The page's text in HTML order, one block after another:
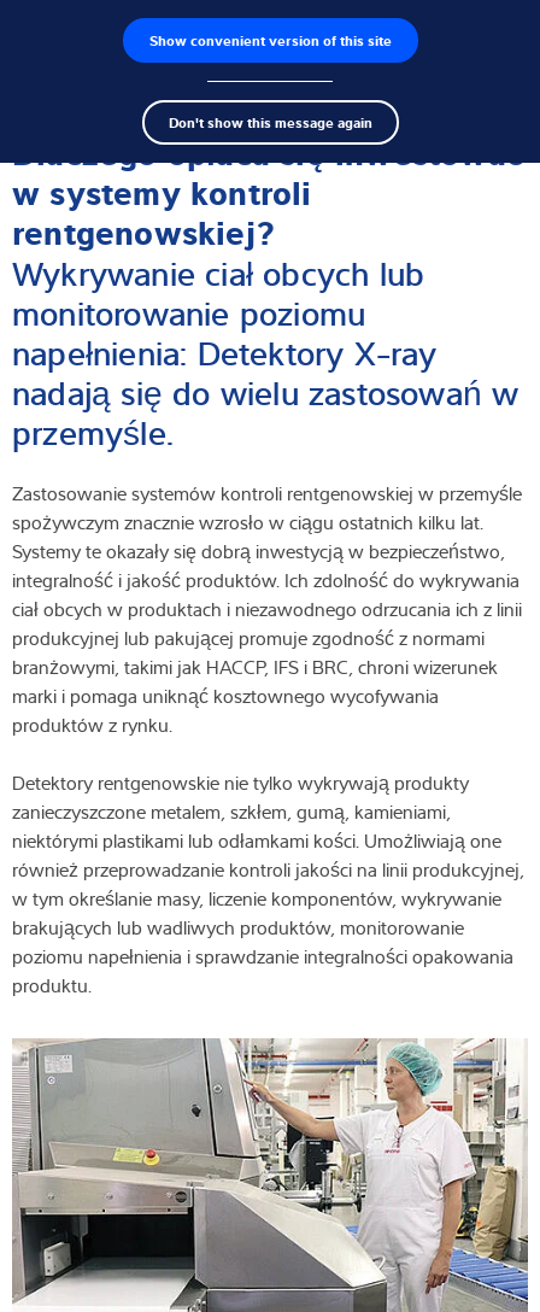
Show convenient version of this site
Don't show this message again
Wyszukiwarka produktów Praca
Search
term
Czujniki wagowe
Terminale wagowe
Wagi przemysłowe
Rozwiązania w zakresie inspekcji
Oprogramowanie
Rozwiązania indywidualne
Rozwiązania przemysłowe
Wiedza i doświadczenie
O nas
Aktualności
Wyszukiwarka produktów
Dlaczego opłaca się inwestować
w systemy kontroli
rentgenowskiej?
Wykrywanie ciał obcych lub
monitorowanie poziomu
napełnienia: Detektory X-ray
nadają się do wielu zastosowań w
przemyśle.
Zastosowanie systemów kontroli rentgenowskiej w przemyśle
spożywczym znacznie wzrosło w ciągu ostatnich kilku lat.
Systemy te okazały się dobrą inwestycją w bezpieczeństwo,
integralność i jakość produktów. Ich zdolność do wykrywania
ciał obcych w produktach i niezawodnego odrzucania ich z linii
produkcyjnej lub pakującej promuje zgodność z normami
branżowymi, takimi jak HACCP, IFS i BRC, chroni wizerunek
marki i pomaga uniknąć kosztownego wycofywania
produktów z rynku.
Detektory rentgenowskie nie tylko wykrywają produkty
zanieczyszczone metalem, szkłem, gumą, kamieniami,
niektórymi plastikami lub odłamkami kości. Umożliwiają one
również przeprowadzanie kontroli jakości na linii produkcyjnej,
w tym określanie masy, liczenie komponentów, wykrywanie
brakujących lub wadliwych produktów, monitorowanie
poziomu napełnienia i sprawdzanie integralności opakowania
produktu.